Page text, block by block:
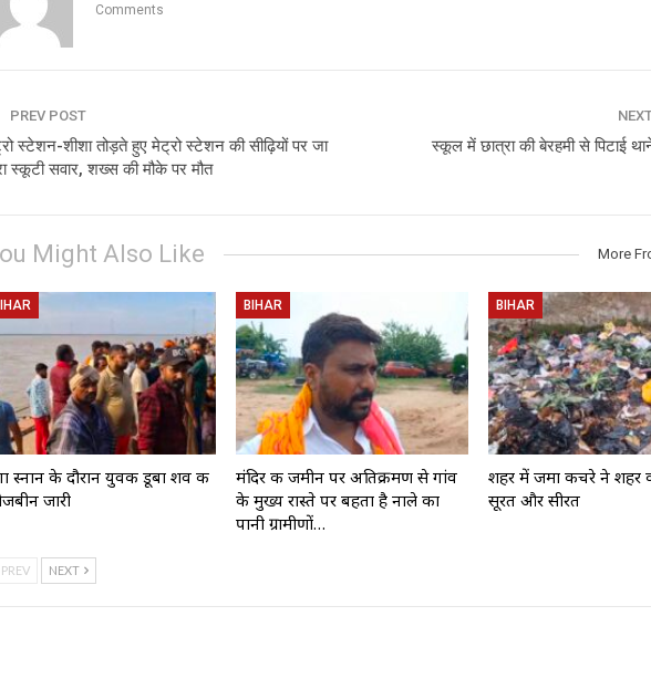
Comments
PREV POST
स्टेशन-शीशा तोड़ते हुए मेट्रो स्टेशन की सीढ़ियों पर जा
स्कूटी सवार, शख्स की मौके पर मौत
स्कूल में छात्रा की बेरहमी से पिटाई
Might Also Like More
स्नान के दौरान युवक डूबा शव की
जारी
BIHAR
मंदिर की जमीन पर अतिक्रमण से गांव
के मुख्य रास्ते पर बहता है नाले का
पानी ग्रामीणों…
BIHAR
शहर में जमा कचरे ने शहर
सूरत और सीरत
PREV NEXT